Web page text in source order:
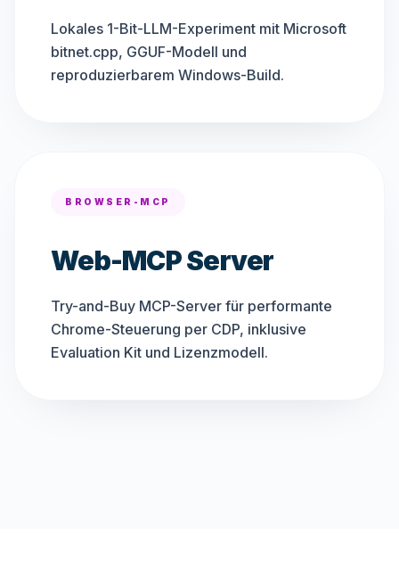
Lokales 1-Bit-LLM-Experiment mit Microsoft
bitnet.cpp, GGUF-Modell und
reproduzierbarem Windows-Build.
BROWSER-MCP
Web-MCP Server
Try-and-Buy MCP-Server für performante
Chrome-Steuerung per CDP, inklusive
Evaluation Kit und Lizenzmodell.